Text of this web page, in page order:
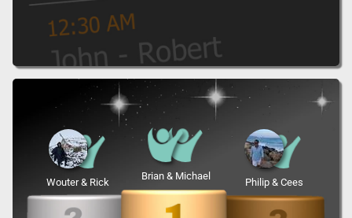
Brian & Michael
Wouter & Rick Philip & Cees